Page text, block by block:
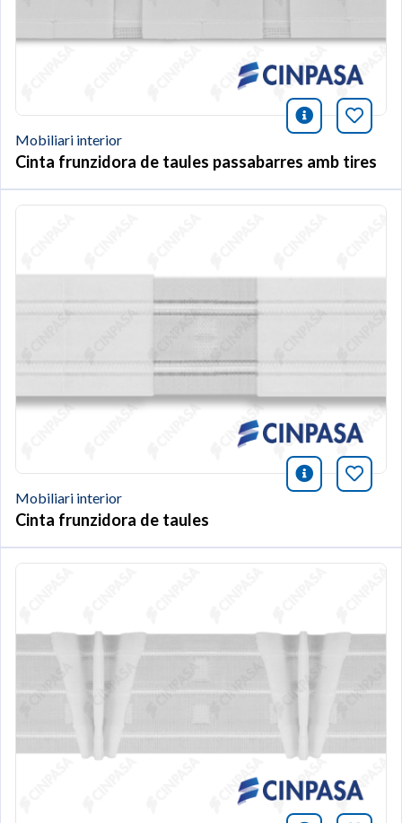
icono
Mobiliari interior
Cinta frunzidora de taules passabarres amb tires
icono
Mobiliari interior
Cinta frunzidora de taules